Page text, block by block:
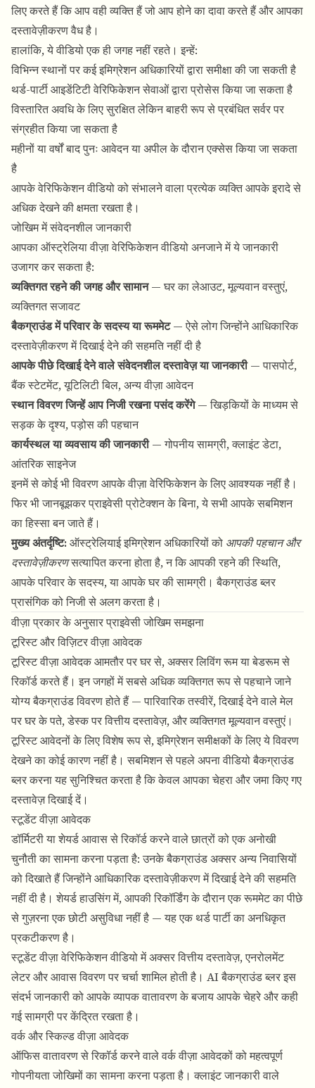
लिए करते हैं कि आप वही व्यक्ति हैं जो आप होने का दावा करते हैं और आपका
दस्तावेज़ीकरण वैध है।
हालांकि, ये वीडियो एक ही जगह नहीं रहते। इन्हें:
विभिन्न स्थानों पर कई इमिग्रेशन अधिकारियों द्वारा समीक्षा की जा सकती है
थर्ड-पार्टी आइडेंटिटी वेरिफिकेशन सेवाओं द्वारा प्रोसेस किया जा सकता है
विस्तारित अवधि के लिए सुरक्षित लेकिन बाहरी रूप से प्रबंधित सर्वर पर
संग्रहीत किया जा सकता है
महीनों या वर्षों बाद पुनः आवेदन या अपील के दौरान एक्सेस किया जा सकता
है
आपके वेरिफिकेशन वीडियो को संभालने वाला प्रत्येक व्यक्ति आपके इरादे से
अधिक देखने की क्षमता रखता है।
जोखिम में संवेदनशील जानकारी
आपका ऑस्ट्रेलिया वीज़ा वेरिफिकेशन वीडियो अनजाने में ये जानकारी
उजागर कर सकता है:
व्यक्तिगत रहने की जगह और सामान— घर का लेआउट, मूल्यवान वस्तुएं,
व्यक्तिगत सजावट
बैकग्राउंड में परिवार के सदस्य या रूममेट— ऐसे लोग जिन्होंने आधिकारिक
दस्तावेज़ीकरण में दिखाई देने की सहमति नहीं दी है
आपके पीछे दिखाई देने वाले संवेदनशील दस्तावेज़ या जानकारी— पासपोर्ट,
बैंक स्टेटमेंट, यूटिलिटी बिल, अन्य वीज़ा आवेदन
स्थान विवरण जिन्हें आप निजी रखना पसंद करेंगे— खिड़कियों के माध्यम से
सड़क के दृश्य, पड़ोस की पहचान
कार्यस्थल या व्यवसाय की जानकारी— गोपनीय सामग्री, क्लाइंट डेटा,
आंतरिक साइनेज
इनमें से कोई भी विवरण आपके वीज़ा वेरिफिकेशन के लिए आवश्यक नहीं है।
फिर भी जानबूझकर प्राइवेसी प्रोटेक्शन के बिना, ये सभी आपके सबमिशन
का हिस्सा बन जाते हैं।
मुख्य अंतर्दृष्टि: ऑस्ट्रेलियाई इमिग्रेशन अधिकारियों को आपकी पहचान और
दस्तावेज़ीकरणसत्यापित करना होता है, न कि आपकी रहने की स्थिति,
आपके परिवार के सदस्य, या आपके घर की सामग्री। बैकग्राउंड ब्लर
प्रासंगिक को निजी से अलग करता है।
वीज़ा प्रकार के अनुसार प्राइवेसी जोखिम समझना
टूरिस्ट और विज़िटर वीज़ा आवेदक
टूरिस्ट वीज़ा आवेदक आमतौर पर घर से, अक्सर लिविंग रूम या बेडरूम से
रिकॉर्ड करते हैं। इन जगहों में सबसे अधिक व्यक्तिगत रूप से पहचाने जाने
योग्य बैकग्राउंड विवरण होते हैं — पारिवारिक तस्वीरें, दिखाई देने वाले मेल
पर घर के पते, डेस्क पर वित्तीय दस्तावेज़, और व्यक्तिगत मूल्यवान वस्तुएं।
टूरिस्ट आवेदनों के लिए विशेष रूप से, इमिग्रेशन समीक्षकों के लिए ये विवरण
देखने का कोई कारण नहीं है। सबमिशन से पहलेअपना वीडियो बैकग्राउंड
ब्लर करनायह सुनिश्चित करता है कि केवल आपका चेहरा और जमा किए गए
दस्तावेज़ दिखाई दें।
स्टूडेंट वीज़ा आवेदक
डॉर्मिटरी या शेयर्ड आवास से रिकॉर्ड करने वाले छात्रों को एक अनोखी
चुनौती का सामना करना पड़ता है: उनके बैकग्राउंड अक्सर अन्य निवासियों
को दिखाते हैं जिन्होंने आधिकारिक दस्तावेज़ीकरण में दिखाई देने की सहमति
नहीं दी है। शेयर्ड हाउसिंग में, आपकी रिकॉर्डिंग के दौरान एक रूममेट का पीछे
से गुज़रना एक छोटी असुविधा नहीं है — यह एक थर्ड पार्टी का अनधिकृत
प्रकटीकरण है।
स्टूडेंट वीज़ा वेरिफिकेशन वीडियो में अक्सर वित्तीय दस्तावेज़, एनरोलमेंट
लेटर और आवास विवरण पर चर्चा शामिल होती है। AI बैकग्राउंड ब्लरइस
संदर्भ जानकारी को आपके व्यापक वातावरण के बजाय आपके चेहरे और कही
गई सामग्री पर केंद्रित रखता है।
वर्क और स्किल्ड वीज़ा आवेदक
ऑफिस वातावरण से रिकॉर्ड करने वाले वर्क वीज़ा आवेदकों को महत्वपूर्ण
गोपनीयता जोखिमों का सामना करना पड़ता है। क्लाइंट जानकारी वाले